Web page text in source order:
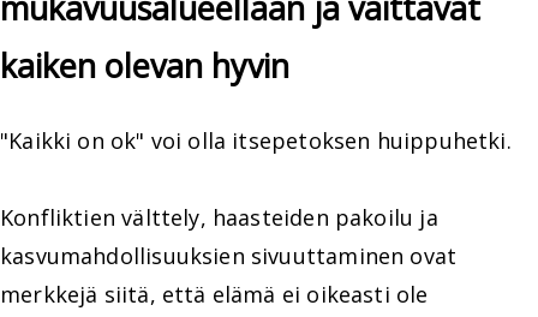
kaiken olevan hyvin
"Kaikki on ok" voi olla itsepetoksen huippuhetki.
Konfliktien välttely, haasteiden pakoilu ja
kasvumahdollisuuksien sivuuttaminen ovat
merkkejä siitä, että elämä ei oikeasti ole